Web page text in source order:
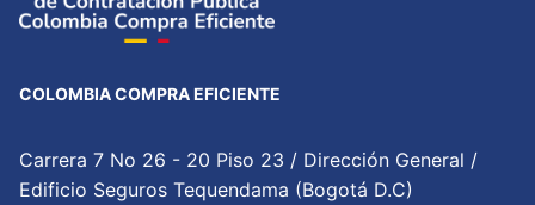
COLOMBIA COMPRA EFICIENTE
Carrera 7 No 26 - 20 Piso 23 / Dirección General /
Edificio Seguros Tequendama (Bogotá D.C)